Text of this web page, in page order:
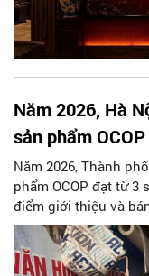
Năm 2026, Hà
sản phẩm
Năm 2026, Thành
phẩm OCOP đạt từ 3
điểm giới thiệu và
phố; Triển khai 05
quảng bá và bán sản
lịch...